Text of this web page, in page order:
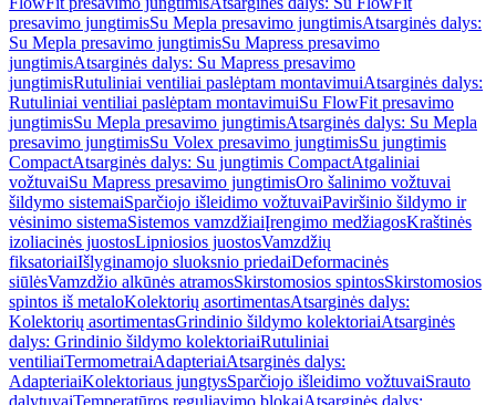
presavimo jungtimisSu Mepla presavimo jungtimisAtsarginės dalys:
Su Mepla presavimo jungtimisSu Mapress presavimo
jungtimisAtsarginės dalys: Su Mapress presavimo
jungtimisRutuliniai ventiliai paslėptam montavimuiAtsarginės dalys:
Rutuliniai ventiliai paslėptam montavimuiSu FlowFit presavimo
jungtimisSu Mepla presavimo jungtimisAtsarginės dalys: Su Mepla
presavimo jungtimisSu Volex presavimo jungtimisSu jungtimis
CompactAtsarginės dalys: Su jungtimis CompactAtgaliniai
vožtuvaiSu Mapress presavimo jungtimisOro šalinimo vožtuvai
šildymo sistemaiSparčiojo išleidimo vožtuvaiPaviršinio šildymo ir
vėsinimo sistemaSistemos vamzdžiaiĮrengimo medžiagosKraštinės
izoliacinės juostosLipniosios juostosVamzdžių
fiksatoriaiIšlyginamojo sluoksnio priedaiDeformacinės
siūlėsVamzdžio alkūnės atramosSkirstomosios spintosSkirstomosios
spintos iš metaloKolektorių asortimentasAtsarginės dalys:
Kolektorių asortimentasGrindinio šildymo kolektoriaiAtsarginės
dalys: Grindinio šildymo kolektoriaiRutuliniai
ventiliaiTermometraiAdapteriaiAtsarginės dalys:
AdapteriaiKolektoriaus jungtysSparčiojo išleidimo vožtuvaiSrauto
dalytuvaiTemperatūros reguliavimo blokaiAtsarginės dalys: